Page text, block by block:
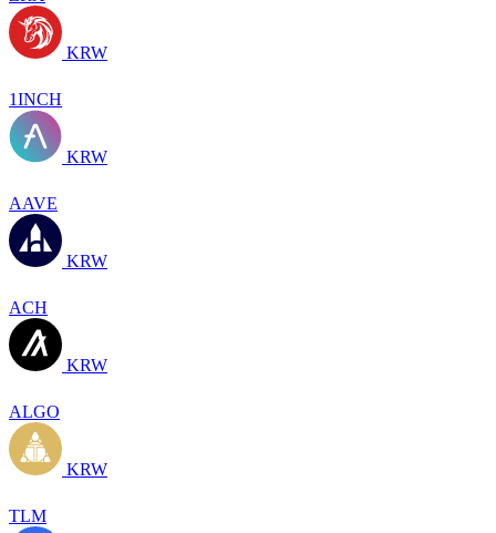
KRW
1INCH
KRW
AAVE
KRW
ACH
KRW
ALGO
KRW
TLM